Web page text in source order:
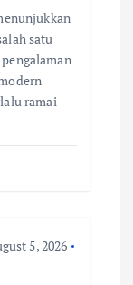
satu
ramai
5, 2026